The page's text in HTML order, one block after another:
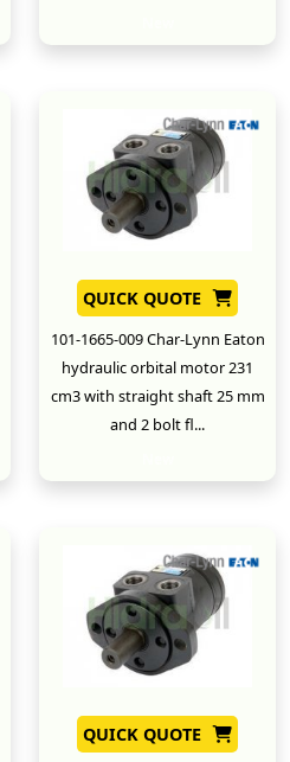
QUICK QUOTE
101-1665-009 Char-Lynn Eaton
hydraulic orbital motor 231
cm3 with straight shaft 25 mm
and 2 bolt fl...
QUICK QUOTE